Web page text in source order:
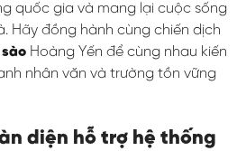
quốc gia và mang lại cuộc sống
Hãy đồng hành cùng chiến dịch
Hoàng Yến để cùng nhau kiến
nhân văn và trường tồn vững
diện hỗ trợ hệ thống